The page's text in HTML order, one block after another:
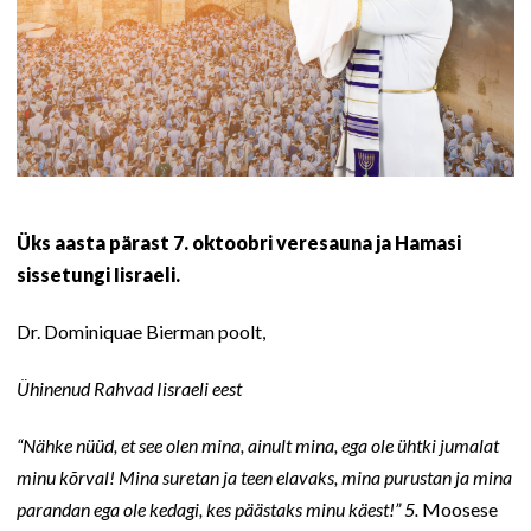
Üks aasta pärast 7. oktoobri veresauna ja Hamasi
sissetungi Iisraeli.
Dr. Dominiquae Bierman poolt,
Ühinenud Rahvad Iisraeli eest
“Nähke nüüd, et see olen mina, ainult mina, ega ole ühtki jumalat
minu kõrval! Mina suretan ja teen elavaks, mina purustan ja mina
parandan ega ole kedagi, kes päästaks minu käest!” 5. Moosese